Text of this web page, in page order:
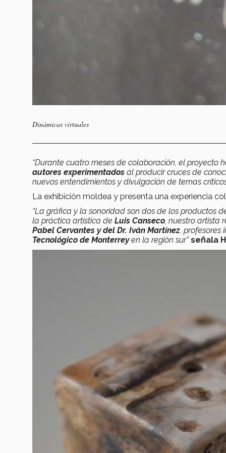
Dinámicas virtuales
“Durante cuatro meses de colaboración, el proyecto
autores experimentados al producir cruces de
nuevos entendimientos y divulgación de temas
La exhibición moldea y presenta una experiencia
“La gráfica y la sonoridad son dos de los productos
la práctica artística de Luis Canseco, nuestro artista
Pabel Cervantes y del Dr. Iván Martínez, profesores
Tecnológico de Monterreyen la región sur”señala